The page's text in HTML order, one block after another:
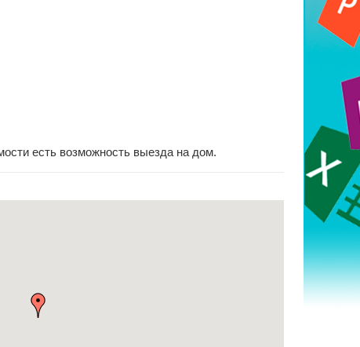
есть возможность выезда на дом.